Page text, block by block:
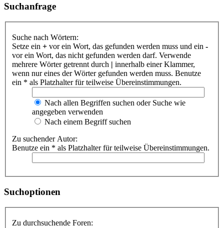
Suchanfrage
Suche nach Wörtern:
Setze ein + vor ein Wort, das gefunden werden muss und ein -
vor ein Wort, das nicht gefunden werden darf. Verwende
mehrere Wörter getrennt durch | innerhalb einer Klammer,
wenn nur eines der Wörter gefunden werden muss. Benutze
ein * als Platzhalter für teilweise Übereinstimmungen.
Nach allen Begriffen suchen oder Suche wie
angegeben verwenden
Nach einem Begriff suchen
Zu suchender Autor:
Benutze ein * als Platzhalter für teilweise Übereinstimmungen.
Suchoptionen
Zu durchsuchende Foren: